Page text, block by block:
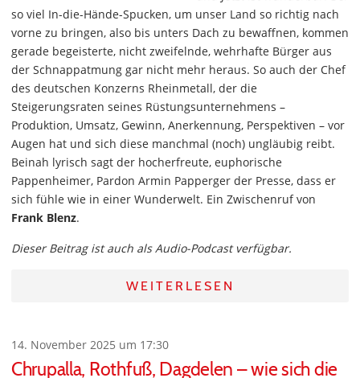
so viel In-die-Hände-Spucken, um unser Land so richtig nach
vorne zu bringen, also bis unters Dach zu bewaffnen, kommen
gerade begeisterte, nicht zweifelnde, wehrhafte Bürger aus
der Schnappatmung gar nicht mehr heraus. So auch der Chef
des deutschen Konzerns Rheinmetall, der die
Steigerungsraten seines Rüstungsunternehmens –
Produktion, Umsatz, Gewinn, Anerkennung, Perspektiven – vor
Augen hat und sich diese manchmal (noch) ungläubig reibt.
Beinah lyrisch sagt der hocherfreute, euphorische
Pappenheimer, Pardon Armin Papperger der Presse, dass er
sich fühle wie in einer Wunderwelt. Ein Zwischenruf von
Frank Blenz.
Dieser Beitrag ist auch als Audio-Podcast verfügbar.
WEITERLESEN
14. November 2025 um 17:30
Chrupalla, Rothfuß, Dagdelen – wie sich die